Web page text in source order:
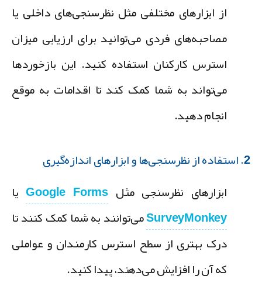
از ابزارهای مختلفی مثل نظرسنجی‌های داخلی یا
مصاحبه‌های فردی می‌توانید برای ارزیابی میزان
استرس کارکنان استفاده کنید. این بازخوردها
می‌تواند به شما کمک کند تا اقدامات به موقع
انجام دهید.
ابزارهای نظرسنجی مثلGoogle Formsیا
SurveyMonkeyمی‌توانند به شما کمک کنند تا
درک بهتری از سطح استرس کارمندان و عواملی
که آن را افزایش می‌دهند، پیدا کنید.